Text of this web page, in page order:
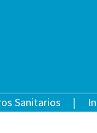
Sanitarios